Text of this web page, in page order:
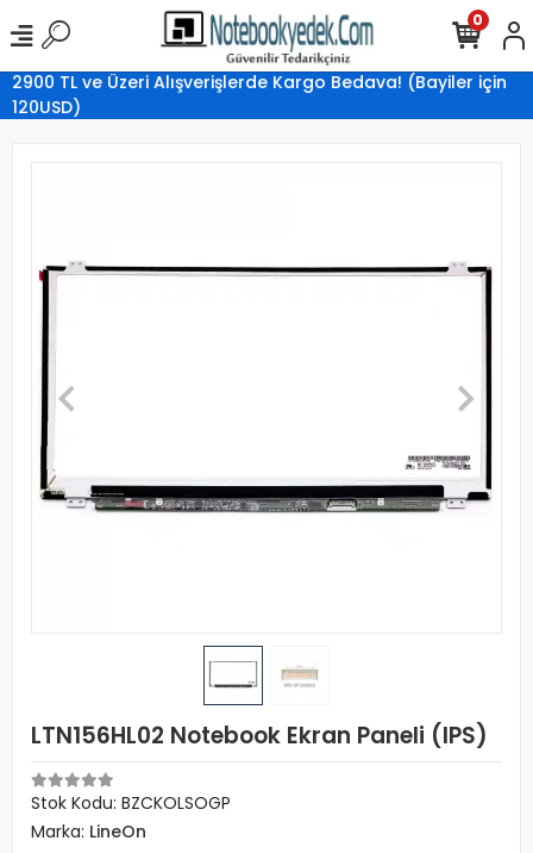
2900 TL ve Üzeri Alışverişlerde Kargo Bedava! (Bayiler için
120USD)
0
LTN156HL02 Notebook Ekran Paneli (IPS)
Stok Kodu: BZCKOLSOGP
Marka: LineOn